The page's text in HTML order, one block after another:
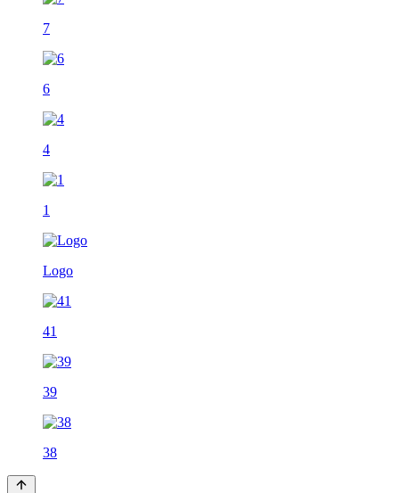
7
6
4
1
Logo
41
39
38